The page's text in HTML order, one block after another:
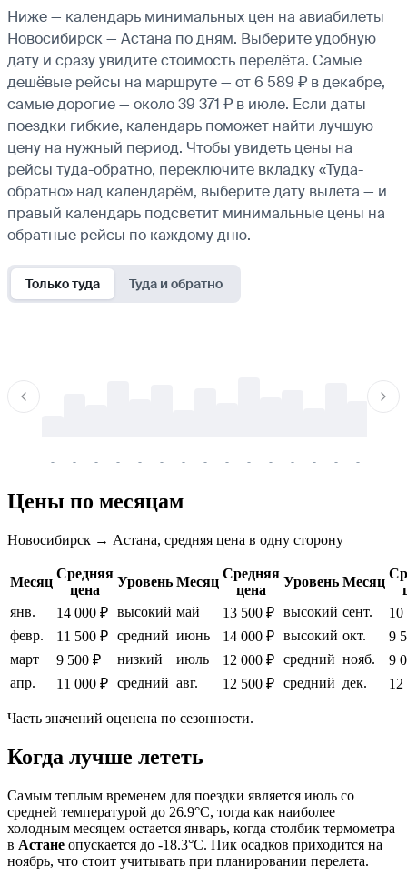
Ниже — календарь минимальных цен на авиабилеты
Новосибирск — Астана по дням. Выберите удобную
дату и сразу увидите стоимость перелёта. Самые
дешёвые рейсы на маршруте — от 6 589 ₽ в декабре,
самые дорогие — около 39 371 ₽ в июле. Если даты
поездки гибкие, календарь поможет найти лучшую
цену на нужный период. Чтобы увидеть цены на
рейсы туда-обратно, переключите вкладку «Туда-
обратно» над календарём, выберите дату вылета — и
правый календарь подсветит минимальные цены на
обратные рейсы по каждому дню.
Только туда Туда и обратно
-
-
-
-
-
-
-
-
-
-
-
-
-
-
-
-
-
-
-
-
-
-
-
-
-
-
-
-
-
-
Цены по месяцам
Новосибирск → Астана, средняя цена в одну сторону
Месяц
Средняя
цена
Уровень Месяц
Средняя
цена
Уровень Месяц
янв.
14 000 ₽ высокий май 13 500 ₽ высокий сент.
10
февр.
11 500 ₽ средний июнь 14 000 ₽ высокий окт.
9
март
9 500 ₽ низкий июль 12 000 ₽ средний нояб.
9
апр.
11 000 ₽ средний авг. 12 500 ₽ средний дек. 12
Часть значений оценена по сезонности.
Когда лучше лететь
Самым теплым временем для поездки является июль со
средней температурой до 26.9°C, тогда как наиболее
холодным месяцем остается январь, когда столбик термометра
в Астане опускается до -18.3°C. Пик осадков приходится на
ноябрь, что стоит учитывать при планировании перелета.